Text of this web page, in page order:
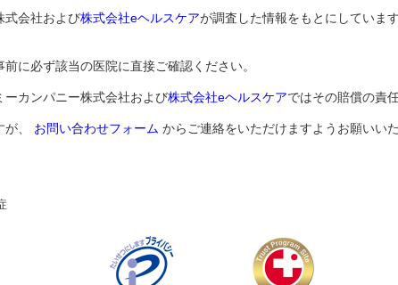
式会社および株式会社eヘルスケアが調査した情報をもとにしていま
に必ず該当の医院に直接ご確認ください。
カンパニー株式会社および株式会社eヘルスケアではその賠償の責
、 お問い合わせフォーム からご連絡をいただけますようお願いいた